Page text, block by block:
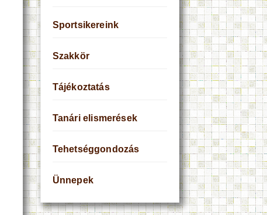
Sportsikereink
Szakkör
Tájékoztatás
Tanári elismerések
Tehetséggondozás
Ünnepek